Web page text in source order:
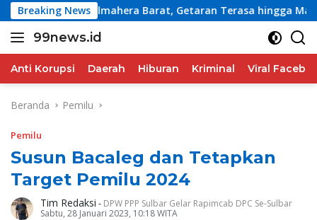
Langsung
ke
konten
Breaking News
Halmahera Barat, Getaran Terasa hingga Manado
99news.id
Terbaik
Anti Korupsi Daerah Hiburan Kriminal Viral
Beranda Pemilu
Pemilu
Susun Bacaleg dan Tetapkan
Target Pemilu 2024
Tim Redaksi - DPW PPP Sulbar Gelar Rapimcab DPC Se-Sulbar
Sabtu, 28 Januari 2023, 10:18 WITA